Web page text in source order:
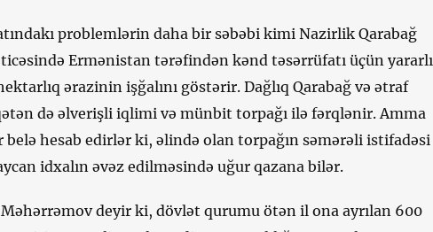
problemlərin daha bir səbəbi kimi Nazirlik Qarabağ
Ermənistan tərəfindən kənd təsərrüfatı üçün yararlı
ərazinin işğalını göstərir. Dağlıq Qarabağ və ətraf
də əlverişli iqlimi və münbit torpağı ilə fərqlənir. Amma
belə hesab edirlər ki, əlində olan torpağın səmərəli istifadəsi
idxalın əvəz edilməsində uğur qazana bilər.
deyir ki, dövlət qurumu ötən il ona ayrılan 600